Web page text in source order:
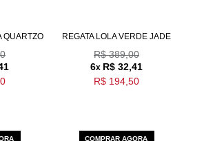
QUARTZO REGATA LOLA VERDE JADE
R$ 389,00
6x R$ 32,41
R$ 194,50
COMPRAR AGORA